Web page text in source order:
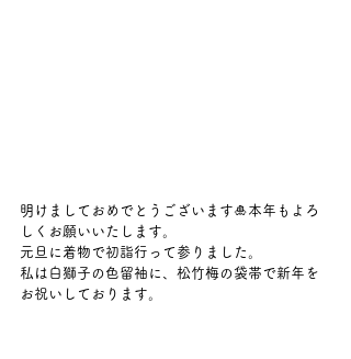
明けましておめでとうございます🎍本年もよろ
しくお願いいたします。
元旦に着物で初詣行って参りました。
私は白獅子の色留袖に、松竹梅の袋帯で新年を
お祝いしております。